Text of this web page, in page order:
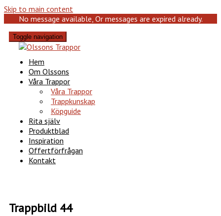
Skip to main content
No message available, Or messages are expired already.
Toggle navigation
Hem
Om Olssons
Våra Trappor
Våra Trappor
Trappkunskap
Köpguide
Rita själv
Produktblad
Inspiration
Offertförfrågan
Kontakt
Trappbild 44